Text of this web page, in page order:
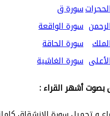
سورة ق
سورة الواقعة
سورة الحاقة
سورة الغاشية
بصوت أشهر القراء :